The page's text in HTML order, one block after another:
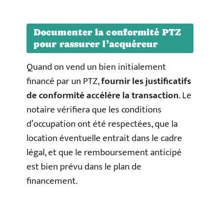
Documenter la conformité PTZ
pour rassurer l’acquéreur
Quand on vend un bien initialement
financé par un PTZ,fournir les justificatifs
de conformité accélère la transaction. Le
notaire vérifiera que les conditions
d’occupation ont été respectées, que la
location éventuelle entrait dans le cadre
légal, et que le remboursement anticipé
est bien prévu dans le plan de
financement.